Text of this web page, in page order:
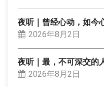
夜听｜曾经心动，如今
2026年8月2日
夜听｜最，不可深交的
2026年8月2日